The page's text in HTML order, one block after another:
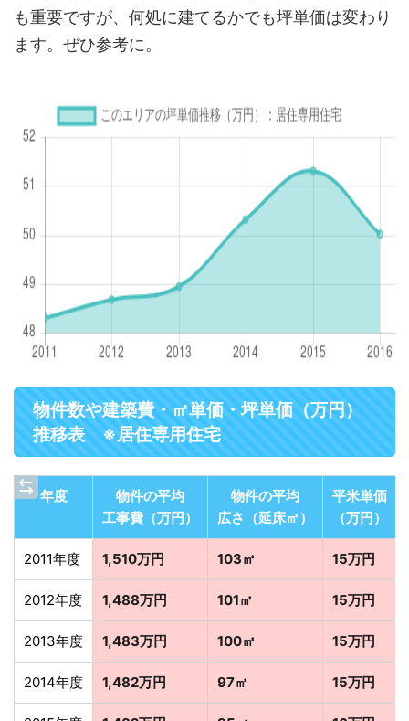
も重要ですが、何処に建てるかでも坪単価は変わり
ます。ぜひ参考に。
物件数や建築費・㎡単価・坪単価（万円）
推移表 ※居住専用住宅
年度
物件の平均
工事費（万円）
物件の平均
広さ（延床㎡）
平米単価
（万円）
2011年度 1,510万円 103㎡ 15万円
2012年度 1,488万円 101㎡ 15万円
2013年度 1,483万円 100㎡ 15万円
2014年度 1,482万円 97㎡ 15万円